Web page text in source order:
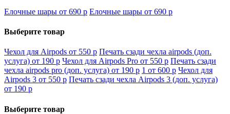
Елочные шары от 690 p Елочные шары от 690 p
Выберите товар
Чехол для Airpods от 550 p Печать сзади чехла airpods (доп.
услуга) от 190 p Чехол для Airpods Pro от 550 p Печать сзади
чехла airpods pro (доп. услуга) от 190 p 1 от 600 p Чехол для
Airpods 3 от 550 p Печать сзади чехла Airpods 3 (доп. услуга)
от 190 p
Выберите товар